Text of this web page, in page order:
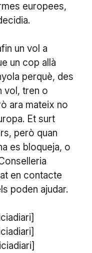
europees,
un vol a
un cop allà
perquè, des
vol, tren o
ara mateix no
Et surt
però quan
es bloqueja, o
en contacte
poden ajudar.